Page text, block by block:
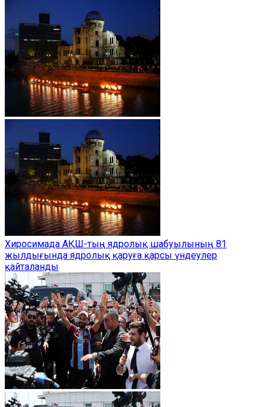
Хиросимада АҚШ-тың ядролық шабуылының 81
жылдығында ядролық қаруға қарсы үндеулер
қайталанды